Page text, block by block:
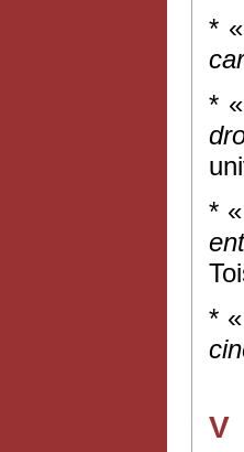
*
*
*
*
V